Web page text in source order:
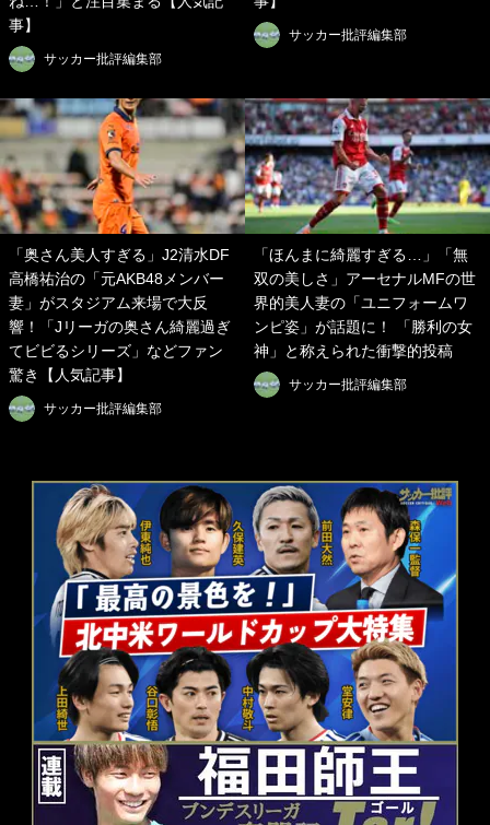
事】
サッカー批評編集部
サッカー批評編集部
「奥さん美人すぎる」J2清水DF
高橋祐治の「元AKB48メンバー
妻」がスタジアム来場で大反
響！「Jリーガの奥さん綺麗過ぎ
てビビるシリーズ」などファン
驚き【人気記事】
サッカー批評編集部
「ほんまに綺麗すぎる…」「無
双の美しさ」アーセナルMFの世
界的美人妻の「ユニフォームワ
ンピ姿」が話題に！ 「勝利の女
神」と称えられた衝撃的投稿
サッカー批評編集部